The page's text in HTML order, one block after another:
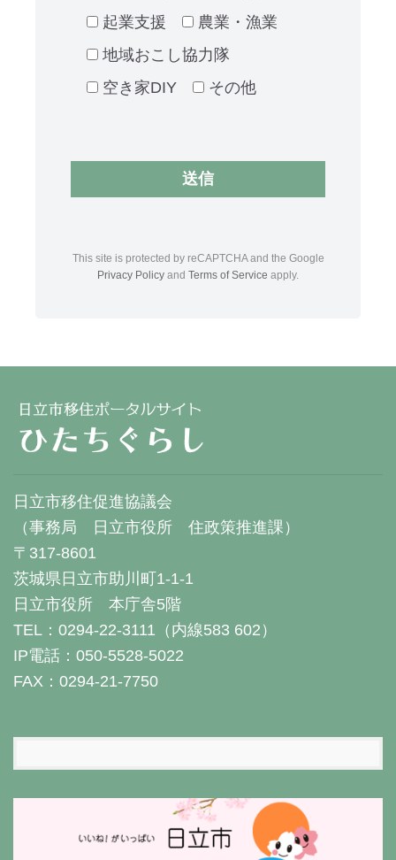
起業支援
農業・漁業
地域おこし協力隊
空き家DIY
その他
This site is protected by reCAPTCHA and the Google
Privacy Policy and Terms of Service apply.
日立市移住促進協議会
（事務局 日立市役所 住政策推進課）
〒317-8601
茨城県日立市助川町1-1-1
日立市役所 本庁舎5階
TEL：0294-22-3111（内線583 602）
IP電話：050-5528-5022
FAX：0294-21-7750